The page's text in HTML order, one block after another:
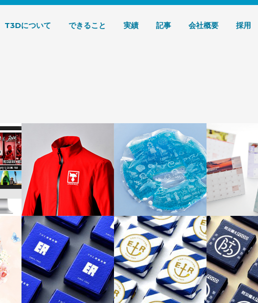
デザイン 株式会社T3デザイン
T3Dについて できること 実績 記事 会社概要 採用